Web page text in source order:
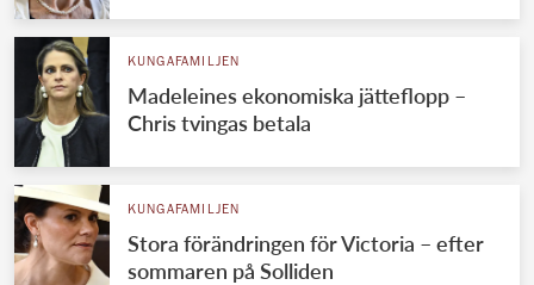
KUNGAFAMILJEN
Madeleines ekonomiska jätteflopp –
Chris tvingas betala
KUNGAFAMILJEN
Stora förändringen för Victoria – efter
sommaren på Solliden